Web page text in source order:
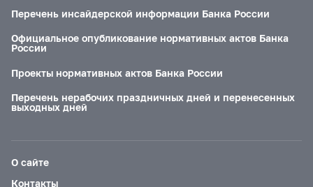
Перечень инсайдерской информации Банка России
Официальное опубликование нормативных актов Банка
России
Проекты нормативных актов Банка России
Перечень нерабочих праздничных дней и перенесенных
выходных дней
О сайте
Контакты